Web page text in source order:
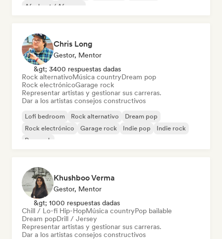
Afrobeat / Afropop
Chris Long
Gestor, Mentor
&gt; 3400 respuestas dadas
Rock alternativoMúsica countryDream pop
Rock electrónicoGarage rock
Representar artistas y gestionar sus carreras.
Dar a los artistas consejos constructivos
Lofi bedroom Rock alternativo
Dream pop
Rock electrónico
Garage rock Indie pop
Indie rock
Pop rock
Khushboo Verma
Gestor, Mentor
&gt; 1000 respuestas dadas
Chill / Lo-fi Hip-HopMúsica countryPop bailable
Dream popDrill / Jersey
Representar artistas y gestionar sus carreras.
Dar a los artistas consejos constructivos